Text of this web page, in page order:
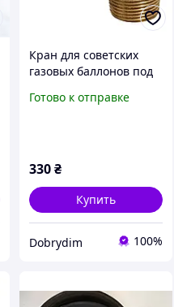
Кран для советских
газовых баллонов под
газовый вентиль
Готово к отправке
330 ₴
Купить
Dobrydim 100%